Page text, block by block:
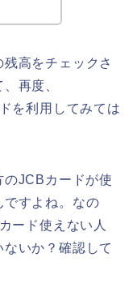
高をチェックさ
再度、
を利用してみては
JCBカードが使
ですよね。なの
ード使えない人
いか？確認して